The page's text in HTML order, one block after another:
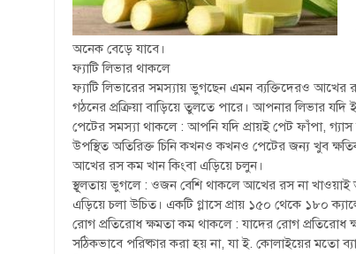
অনেক বেড়ে যাবে।
ফ্যাটি লিভার থাকলে
ফ্যাটি লিভারের সমস্যায় ভুগছেন এমন ব্যক্তিদেরও আখের
গঠনের প্রক্রিয়া বাড়িয়ে তুলতে পারে। আপনার লিভার
পেটের সমস্যা থাকলে : আপনি যদি প্রায়ই পেট ফাঁপা,
উপস্থিত অতিরিক্ত চিনি কখনও কখনও পেটের জন্য খুব
আখের রস কম খান কিংবা এড়িয়ে চলুন।
স্থূলতায় ভুগলে : ওজন বেশি থাকলে আখের রস না
এড়িয়ে চলা উচিত। একটি গ্লাসে প্রায় ১৫০ থেকে ১৮০
রোগ প্রতিরোধ ক্ষমতা কম থাকলে : যাদের রোগ প্রতিরোধ
সঠিকভাবে পরিষ্কার করা হয় না, যা ই. কোলাইয়ের মতো